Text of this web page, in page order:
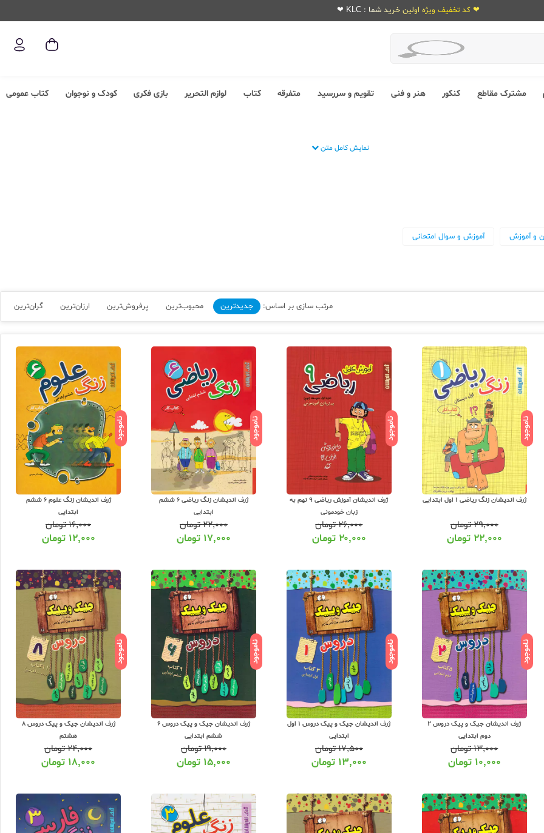
❤ کد تخفیف ویژه اولین خرید شما : KLC ❤
مشترک مقاطع کنکور هنر و فنی تقویم و سررسید متفرقه کتاب لوازم التحریر بازی فکری کودک و نوجوان کتاب عمومی
نمایش کامل متن
و آموزش آموزش و سوال امتحانی
مرتب سازی بر اساس: جدیدترین محبوب‌ترین پرفروش‌ترین ارزان‌ترین گران‌ترین
ناموجود
ژرف اندیشان زنگ ریاضی 1 اول ابتدایی
۲۹,۰۰۰تومان
۲۲,۰۰۰ تومان
ناموجود
ژرف اندیشان آموزش ریاضی 9 نهم به
زبان خودمونی
۲۶,۰۰۰تومان
۲۰,۰۰۰ تومان
ناموجود
ژرف اندیشان زنگ ریاضی 6 ششم
ابتدایی
۲۲,۰۰۰تومان
۱۷,۰۰۰ تومان
ناموجود
ژرف اندیشان زنگ علوم 6 ششم
ابتدایی
۱۶,۰۰۰تومان
۱۲,۰۰۰ تومان
ناموجود
ژرف اندیشان جیک و پیک دروس 2
دوم ابتدایی
۱۳,۰۰۰تومان
۱۰,۰۰۰ تومان
ناموجود
ژرف اندیشان جیک و پیک دروس 1 اول
ابتدایی
۱۷,۵۰۰تومان
۱۳,۰۰۰ تومان
ناموجود
ژرف اندیشان جیک و پیک دروس 6
ششم ابتدایی
۱۹,۰۰۰تومان
۱۵,۰۰۰ تومان
ناموجود
ژرف اندیشان جیک و پیک دروس 8
هشتم
۲۴,۰۰۰تومان
۱۸,۰۰۰ تومان